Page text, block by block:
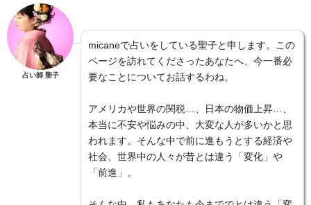
占い師 聖子
micaneで占いをしている聖子と申します。この
ページを訪れてくださったあなたへ、今一番必
要なことについてお話するわね。
アメリカや世界の関税…、日本の物価上昇…、
本当に不安や悩みの中、大変な人が多いかと思
われます。そんな中で前に進もうとする経済や
社会、世界中の人々が昔とは違う「変化」や
「前進」。